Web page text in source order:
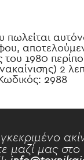
1980
2
2988
μαζί μας